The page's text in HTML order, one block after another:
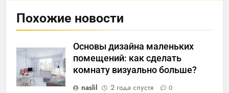
Похожие новости
Основы дизайна маленьких
помещений: как сделать
комнату визуально больше?
naslil
2 года спустя 0